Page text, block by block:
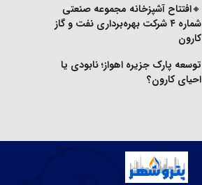
🔸افتتاح آشپزخانه مجموعه صنعتی
شماره ۴ شرکت بهره‌برداری نفت و گاز
کارون
توسعه پارک جزیره اهواز؛ نابودی یا
احیای کارون؟